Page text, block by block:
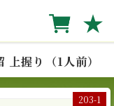
★
上握り（1人前）
203-1